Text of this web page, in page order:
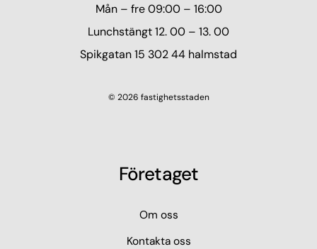
Mån – fre 09:00 – 16:00
Lunchstängt 12. 00 – 13. 00
Spikgatan 15 302 44 halmstad
© 2026 fastighetsstaden
Företaget
Om oss
Kontakta oss